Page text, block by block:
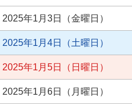
2025年1月3日（金曜日）
2025年1月4日（土曜日）
2025年1月5日（日曜日）
2025年1月6日（月曜日）